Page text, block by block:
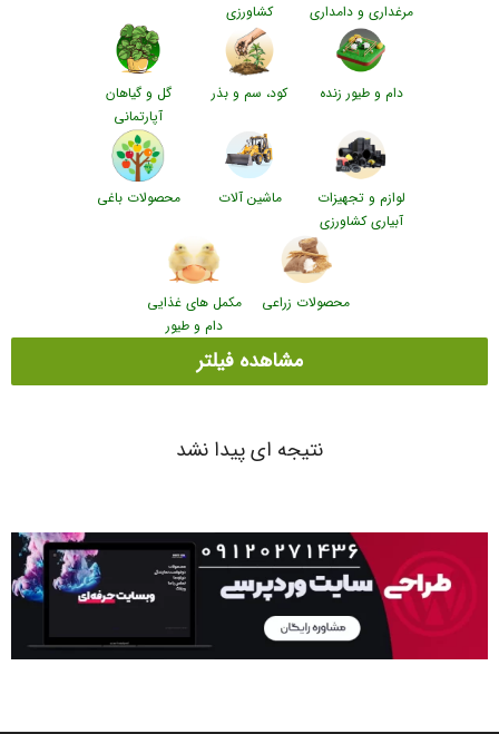
مرغداری و دامداری
کشاورزی
دام و طیور زنده کود، سم و بذر
گل و گیاهان
آپارتمانی
لوازم و تجهیزات
آبیاری کشاورزی
ماشین آلات محصولات باغی
محصولات زراعی
مکمل های غذایی
دام و طیور
مشاهده فیلتر
نتیجه ای پیدا نشد